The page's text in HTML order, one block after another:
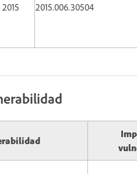
2015.006.30504